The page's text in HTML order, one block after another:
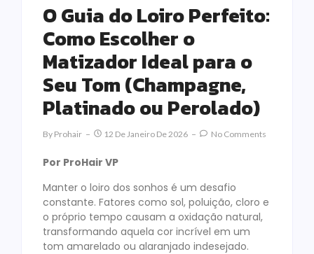
O Guia do Loiro Perfeito:
Como Escolher o
Matizador Ideal para o
Seu Tom (Champagne,
Platinado ou Perolado)
By Prohair 12 De Janeiro De 2026 No Comments
Por ProHair VP
Manter o loiro dos sonhos é um desafio
constante. Fatores como sol, poluição, cloro e
o próprio tempo causam a oxidação natural,
transformando aquela cor incrível em um
tom amarelado ou alaranjado indesejado.